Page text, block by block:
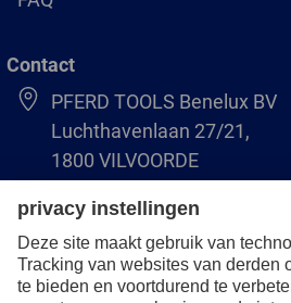
Contact
PFERD TOOLS Benelux BV
Luchthavenlaan 27/21,
1800 VILVOORDE
(BE) +32 (0)2 247 05 90
(NL) +31 (0)76 5937090